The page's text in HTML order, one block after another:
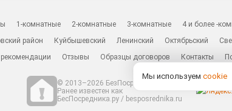
1-комнатные 2-комнатные 3-комнатные 4 и более -
район
Куйбышевский Ленинский Октябрьский
Отзывы Образцы договоров Контакты
© 2013–2026 БезПосредников.ру
Ранее известен как
БесПосредника.ру / besposrednika.ru
Мы используем cookie